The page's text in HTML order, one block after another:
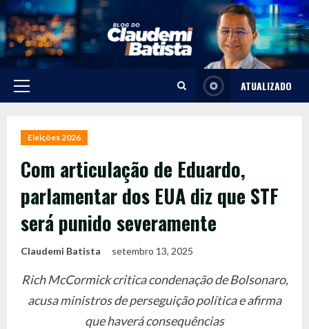
Skip
to
content
Primary
ATUALIZADO
Eleições 2026
Com articulação de Eduardo,
parlamentar dos EUA diz que STF
será punido severamente
Claudemi Batista setembro 13, 2025
Rich McCormick critica condenação de Bolsonaro,
acusa ministros de perseguição política e afirma
que haverá consequências